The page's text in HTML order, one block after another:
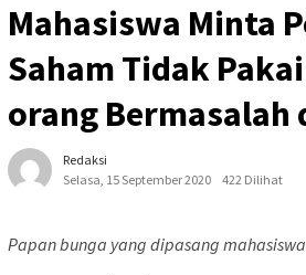
Mahasiswa Minta
Saham Tidak
orang Bermasalah
Redaksi
Selasa, 15 September 2020
422 Dilihat
Papan bunga yang dipasang